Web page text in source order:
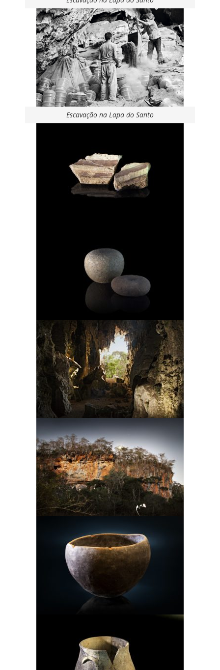
Escavação na Lapa do Santo